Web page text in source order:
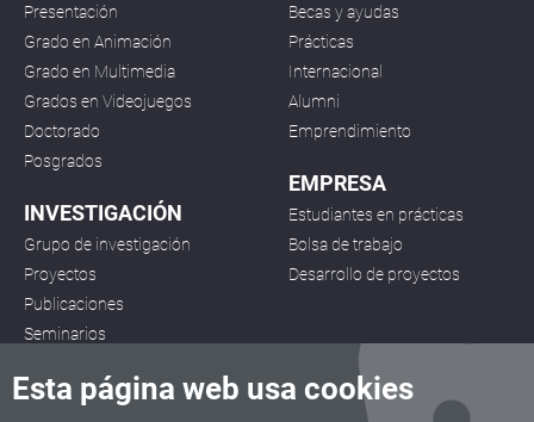
Esta página web usa cookies
Presentación
Grado en Animación
Grado en Multimedia
Grados en Videojuegos
Doctorado
Posgrados
INVESTIGACIÓN
Grupo de investigación
Proyectos
Publicaciones
Seminarios
Becas y ayudas
Prácticas
Internacional
Alumni
Emprendimiento
EMPRESA
Estudiantes en prácticas
Bolsa de trabajo
Desarrollo de proyectos